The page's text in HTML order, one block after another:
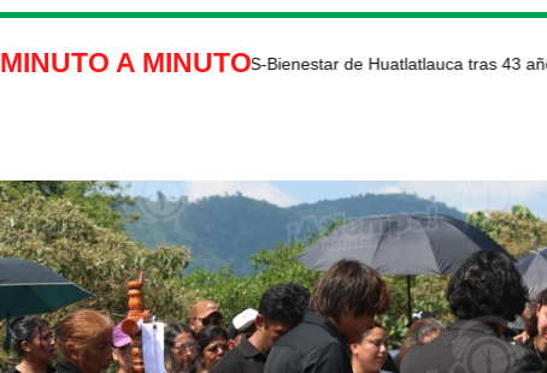
MINUTO A MINUTO
Centro de Salud IMSS-Bienestar de Huatlatlauca tras 43 años